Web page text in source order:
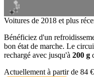
Voitures de 2018 et plus
Bénéficiez d'un
bon état de marche. Le
rechargé avec jusqu'à 200 g
Actuellement à partir de 84